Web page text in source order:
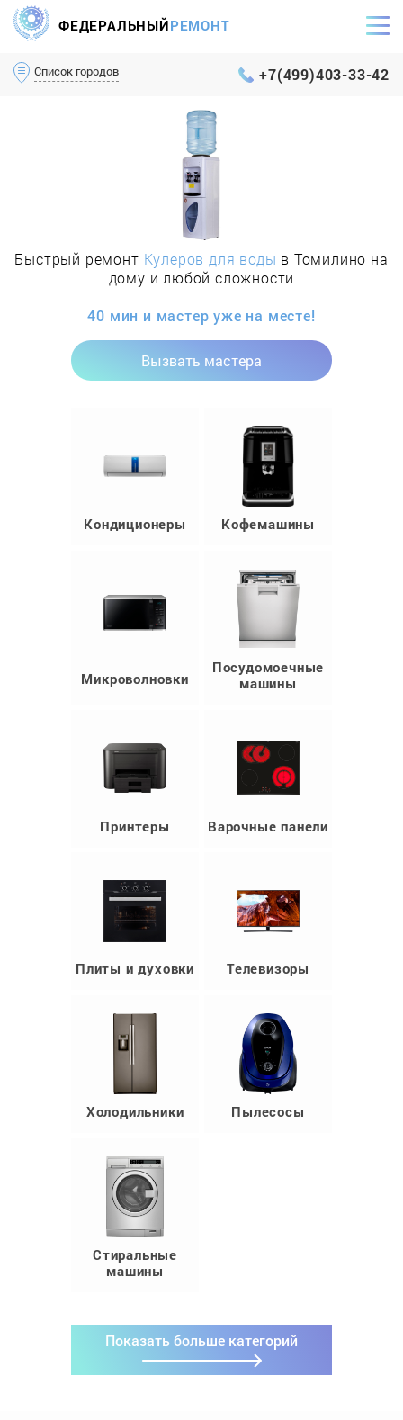
ФЕДЕРАЛЬНЫЙРЕМОНТ
Список городов +7(499)403-33-42
Быстрый ремонт Кулеров для воды в Томилино на
дому и любой сложности
40 мин и мастер уже на месте!
Вызвать мастера
Кондиционеры Кофемашины
Микроволновки
Посудомоечные
машины
Принтеры Варочные панели
Плиты и духовки Телевизоры
Холодильники Пылесосы
Стиральные
машины
Показать больше категорий